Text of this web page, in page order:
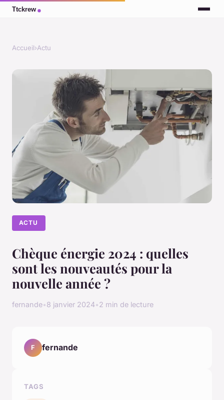
Accueil›Actu
ACTU
Chèque énergie 2024 : quelles
sont les nouveautés pour la
nouvelle année ?
fernande•8 janvier 2024•2 min de lecture
F fernande
TAGS